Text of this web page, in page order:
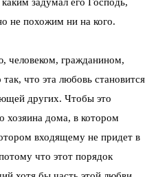
не похожим ни на кого.
человеком, гражданином,
что эта любовь становится
других. Чтобы это
хозяина дома, в котором
входящему не придет в
что этот порядок